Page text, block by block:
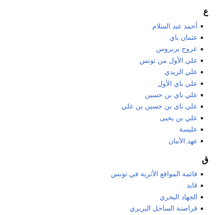
ع
أحمد عبد السلام
عثمان باي
عروج بربروس
علي الأول من تونس
علي الزيدي
علي باي الأول
علي باي بن حسين
علي باي بن حسين بن علي
علي بن يحيى
عليسة
عهد الأمان
ق
قائمة المواقع الأثرية في تونس
قايد
الجهاد البحري
قراصنة الساحل البربري